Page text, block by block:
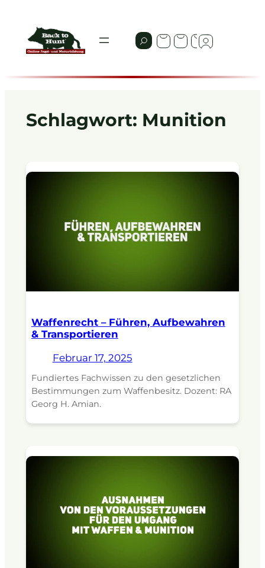
springen
Schlagwort: Munition
Waffenrecht – Führen, Aufbewahren
& Transportieren
Februar 17, 2025
Fundiertes Fachwissen zu den gesetzlichen
Bestimmungen zum Waffenbesitz. Dozent: RA
Georg H. Amian.